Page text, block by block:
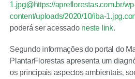
1.jpg@https://apreflorestas.com.br/
content/uploads/2020/10/iba-
poderá ser acessado neste link.
Segundo informações do portal do
PlantarFlorestas apresenta um
os principais aspectos ambientais,